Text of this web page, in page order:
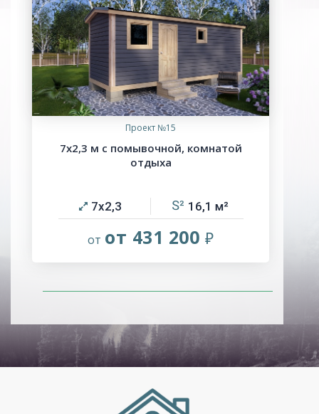
Проект №15
7х2,3 м с помывочной, комнатой
отдыха
7х2,3 16,1
от 431 200